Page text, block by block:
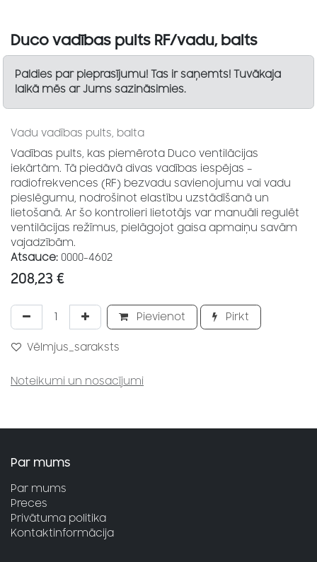
Duco vadības pults RF/vadu, balts
Paldies par pieprasījumu! Tas ir saņemts! Tuvākaja
laikā mēs ar Jums sazināsimies.
Vadu vadības pults, balta
Vadības pults, kas piemērota Duco ventilācijas
iekārtām. Tā piedāvā divas vadības iespējas –
radiofrekvences (RF) bezvadu savienojumu vai vadu
pieslēgumu, nodrošinot elastību uzstādīšanā un
lietošanā. Ar šo kontrolieri lietotājs var manuāli regulēt
ventilācijas režīmus, pielāgojot gaisa apmaiņu savām
vajadzībām.
Atsauce: 0000-4602
208,23 €
Pievienot Pirkt
Vēlmjus_saraksts
Noteikumi un nosacījumi
Par mums
Par mums
Preces
Privātuma politika
Kontaktinformācija